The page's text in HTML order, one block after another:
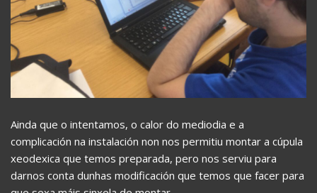
Ainda que o intentamos, o calor do mediodia e a
complicación na instalación non nos permitiu montar a cúpula
xeodexica que temos preparada, pero nos serviu para
darnos conta dunhas modificación que temos que facer para